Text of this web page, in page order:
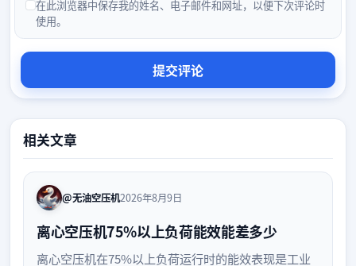
在此浏览器中保存我的姓名、电子邮件和网址，以便下次评论时
使用。
相关文章
@无油空压机2026年8月9日
离心空压机75%以上负荷能效能差多少
离心空压机在75%以上负荷运行时的能效表现是工业